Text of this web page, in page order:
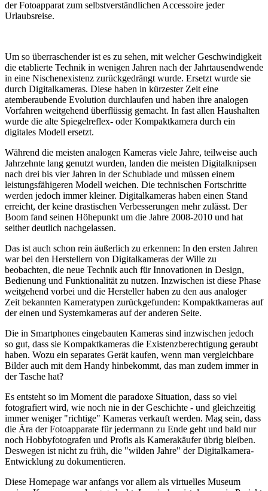
der Fotoapparat zum selbstverständlichen Accessoire jeder
Urlaubsreise.
Um so überraschender ist es zu sehen, mit welcher Geschwindigkeit
die etablierte Technik in wenigen Jahren nach der Jahrtausendwende
in eine Nischenexistenz zurückgedrängt wurde. Ersetzt wurde sie
durch Digitalkameras. Diese haben in kürzester Zeit eine
atemberaubende Evolution durchlaufen und haben ihre analogen
Vorfahren weitgehend überflüssig gemacht. In fast allen Haushalten
wurde die alte Spiegelreflex- oder Kompaktkamera durch ein
digitales Modell ersetzt.
Während die meisten analogen Kameras viele Jahre, teilweise auch
Jahrzehnte lang genutzt wurden, landen die meisten Digitalknipsen
nach drei bis vier Jahren in der Schublade und müssen einem
leistungsfähigeren Modell weichen. Die technischen Fortschritte
werden jedoch immer kleiner. Digitalkameras haben einen Stand
erreicht, der keine drastischen Verbesserungen mehr zulässt. Der
Boom fand seinen Höhepunkt um die Jahre 2008-2010 und hat
seither deutlich nachgelassen.
Das ist auch schon rein äußerlich zu erkennen: In den ersten Jahren
war bei den Herstellern von Digitalkameras der Wille zu
beobachten, die neue Technik auch für Innovationen in Design,
Bedienung und Funktionalität zu nutzen. Inzwischen ist diese Phase
weitgehend vorbei und die Hersteller haben zu den aus analoger
Zeit bekannten Kameratypen zurückgefunden: Kompaktkameras auf
der einen und Systemkameras auf der anderen Seite.
Die in Smartphones eingebauten Kameras sind inzwischen jedoch
so gut, dass sie Kompaktkameras die Existenzberechtigung geraubt
haben. Wozu ein separates Gerät kaufen, wenn man vergleichbare
Bilder auch mit dem Handy hinbekommt, das man zudem immer in
der Tasche hat?
Es entsteht so im Moment die paradoxe Situation, dass so viel
fotografiert wird, wie noch nie in der Geschichte - und gleichzeitig
immer weniger "richtige" Kameras verkauft werden. Mag sein, dass
die Ära der Fotoapparate für jedermann zu Ende geht und bald nur
noch Hobbyfotografen und Profis als Kamerakäufer übrig bleiben.
Deswegen ist nicht zu früh, die "wilden Jahre" der Digitalkamera-
Entwicklung zu dokumentieren.
Diese Homepage war anfangs vor allem als virtuelles Museum